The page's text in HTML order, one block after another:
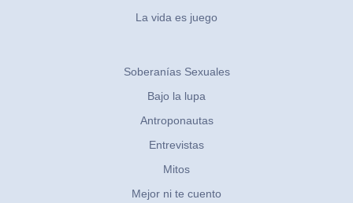
La vida es juego
Soberanías Sexuales
Bajo la lupa
Antroponautas
Entrevistas
Mitos
Mejor ni te cuento